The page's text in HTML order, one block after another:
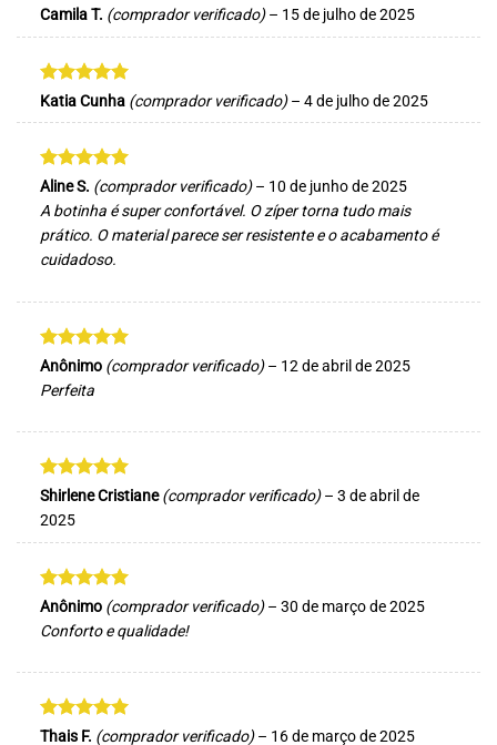
Avaliação5
Camila T. (comprador verificado) – 15 de julho de 2025
Avaliação5
Katia Cunha (comprador verificado) – 4 de julho de 2025
Avaliação5
de 5
Aline S. (comprador verificado) – 10 de junho de 2025
A botinha é super confortável. O zíper torna tudo mais
prático. O material parece ser resistente e o acabamento é
cuidadoso.
Avaliação5
de 5
Anônimo (comprador verificado) – 12 de abril de 2025
Perfeita
Avaliação5
de 5
Shirlene Cristiane(comprador verificado) – 3 de abril de
2025
Avaliação5
de 5
Anônimo (comprador verificado) – 30 de março de 2025
Conforto e qualidade!
Avaliação5
Thais F. (comprador verificado) – 16 de março de 2025